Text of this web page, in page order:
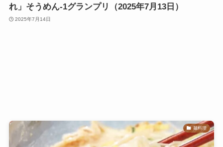
れ」そうめん-1グランプリ（2025年7月13日）
2025年7月14日
麺料理